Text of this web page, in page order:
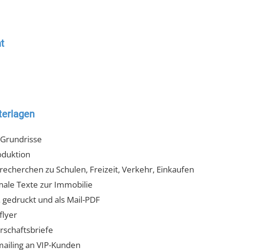
zu Schulen, Freizeit, Verkehr, Einkaufen
Texte zur Immobilie
gedruckt und als Mail-PDF
an VIP-Kunden